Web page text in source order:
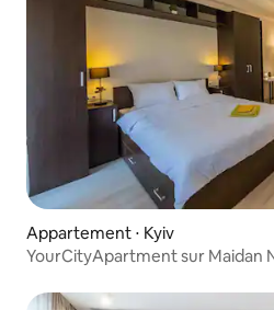
Appartement ⋅ Kyiv
YourCityApartment sur Maidan